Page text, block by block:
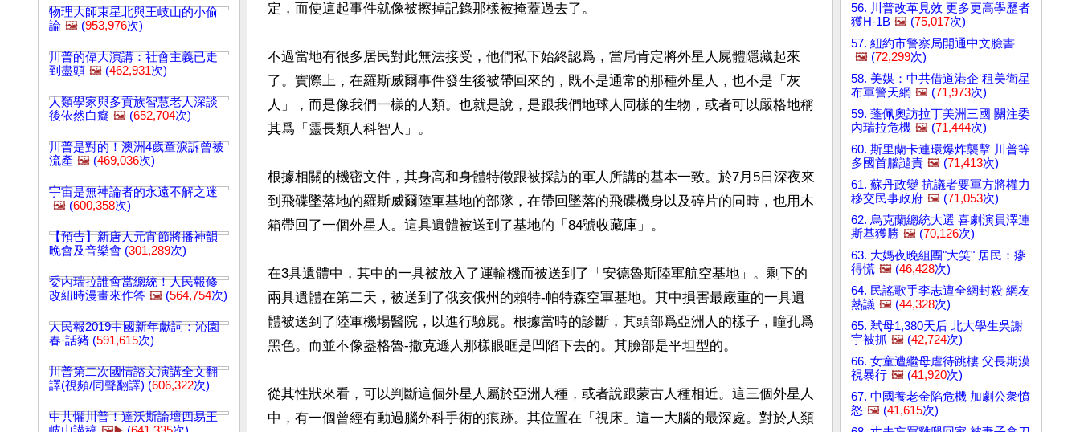
物理大師束星北與王岐山的小偷
論 🖼️ (953,976次)
川普的偉大演講：社會主義已走
到盡頭 🖼️ (462,931次)
人類學家與多貢族智慧老人深談
後依然白癡 🖼️ (652,704次)
川普是對的！澳洲4歲童淚訴曾被
流產 🖼️ (469,036次)
宇宙是無神論者的永遠不解之迷
🖼️ (600,358次)
【預告】新唐人元宵節將播神韻
晚會及音樂會 (301,289次)
委內瑞拉誰會當總統！人民報修
改紐時漫畫來作答 🖼️ (564,754次)
人民報2019中國新年獻詞：沁園
春·話豬 (591,615次)
川普第二次國情諮文演講全文翻
譯(視頻/同聲翻譯) (606,322次)
中共懼川普！達沃斯論壇四易王
定，而使這起事件就像被擦掉記錄那樣被掩蓋過去了。
不過當地有很多居民對此無法接受，他們私下始終認爲，當局肯定將外星人屍體隱藏起來
了。實際上，在羅斯威爾事件發生後被帶回來的，既不是通常的那種外星人，也不是「灰
人」，而是像我們一樣的人類。也就是說，是跟我們地球人同樣的生物，或者可以嚴格地稱
其爲「靈長類人科智人」。
根據相關的機密文件，其身高和身體特徵跟被採訪的軍人所講的基本一致。於7月5日深夜來
到飛碟墜落地的羅斯威爾陸軍基地的部隊，在帶回墜落的飛碟機身以及碎片的同時，也用木
箱帶回了一個外星人。這具遺體被送到了基地的「84號收藏庫」。
在3具遺體中，其中的一具被放入了運輸機而被送到了「安德魯斯陸軍航空基地」。剩下的
兩具遺體在第二天，被送到了俄亥俄州的賴特-帕特森空軍基地。其中損害最嚴重的一具遺
體被送到了陸軍機場醫院，以進行驗屍。根據當時的診斷，其頭部爲亞洲人的樣子，瞳孔爲
黑色。而並不像盎格魯-撒克遜人那樣眼眶是凹陷下去的。其臉部是平坦型的。
從其性狀來看，可以判斷這個外星人屬於亞洲人種，或者說跟蒙古人種相近。這三個外星人
中，有一個曾經有動過腦外科手術的痕跡。其位置在「視床」這一大腦的最深處。對於人類
56. 川普改革見效 更多更高學歷者
獲H-1B 🖼️ (75,017次)
57. 紐約市警察局開通中文臉書
🖼️ (72,299次)
58. 美媒：中共借道港企 租美衛星
布軍警天網 🖼️ (71,973次)
59. 蓬佩奧訪拉丁美洲三國 關注委
內瑞拉危機 🖼️ (71,444次)
60. 斯里蘭卡連環爆炸襲擊 川普等
多國首腦譴責 🖼️ (71,413次)
61. 蘇丹政變 抗議者要軍方將權力
移交民事政府 🖼️ (71,053次)
62. 烏克蘭總統大選 喜劇演員澤連
斯基獲勝 🖼️ (70,126次)
63. 大媽夜晚組團"大笑" 居民：瘮
得慌 🖼️ (46,428次)
64. 民謠歌手李志遭全網封殺 網友
熱議 🖼️ (44,328次)
65. 弒母1,380天后 北大學生吳謝
宇被抓 🖼️ (42,724次)
66. 女童遭繼母虐待跳樓 父長期漠
視暴行 🖼️ (41,920次)
67. 中國養老金陷危機 加劇公衆憤
怒 🖼️ (41,615次)